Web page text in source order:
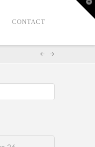
CONTACT